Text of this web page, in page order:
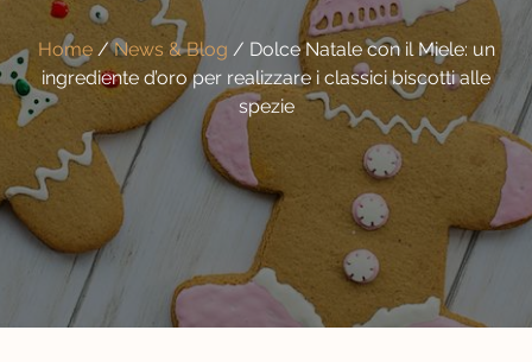
Home/News & Blog / Dolce Natale con il Miele: un
ingrediente d’oro per realizzare i classici biscotti alle
spezie